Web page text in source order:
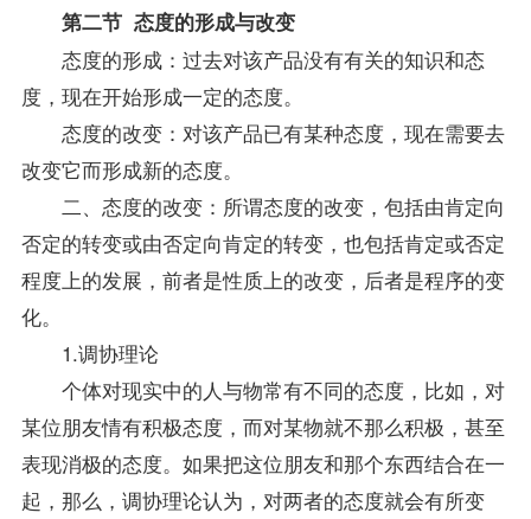
第二节 态度的形成与改变
态度的形成：过去对该产品没有有关的知识和态
度，现在开始形成一定的态度。
态度的改变：对该产品已有某种态度，现在需要去
改变它而形成新的态度。
二、态度的改变：所谓态度的改变，包括由肯定向
否定的转变或由否定向肯定的转变，也包括肯定或否定
程度上的发展，前者是性质上的改变，后者是程序的变
化。
1.调协理论
个体对现实中的人与物常有不同的态度，比如，对
某位朋友情有积极态度，而对某物就不那么积极，甚至
表现消极的态度。如果把这位朋友和那个东西结合在一
起，那么，调协理论认为，对两者的态度就会有所变